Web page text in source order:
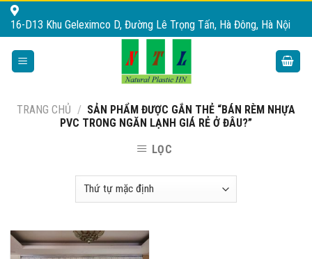
Skip
16-D13 Khu Geleximco D, Đường Lê Trọng Tấn, Hà Đông, Hà Nội
TRANG CHỦ / SẢN PHẨM ĐƯỢC GẮN THẺ “BÁN RÈM NHỰA
PVC TRONG NGĂN LẠNH GIÁ RẺ Ở ĐÂU?”
LỌC